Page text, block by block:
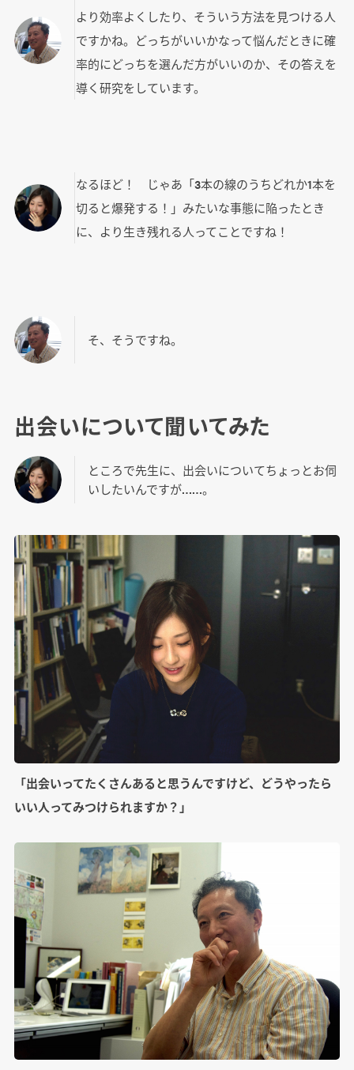
より効率よくしたり、そういう方法を見つける人
ですかね。どっちがいいかなって悩んだときに確
率的にどっちを選んだ方がいいのか、その答えを
導く研究をしています。
なるほど！ じゃあ「3本の線のうちどれか1本を
切ると爆発する！」みたいな事態に陥ったとき
に、より生き残れる人ってことですね！
そ、そうですね。
出会いについて聞いてみた
ところで先生に、出会いについてちょっとお伺
いしたいんですが……。
「出会いってたくさんあると思うんですけど、どうやったら
いい人ってみつけられますか？」